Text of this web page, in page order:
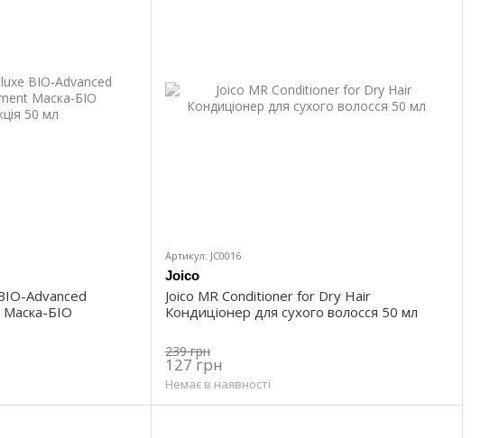
Advanced
БІО
Артикул: JC0016
Joico
Joico MR Conditioner for Dry Hair
Кондиціонер для сухого волосся 50 мл
239 грн
127 грн
Немає в наявності